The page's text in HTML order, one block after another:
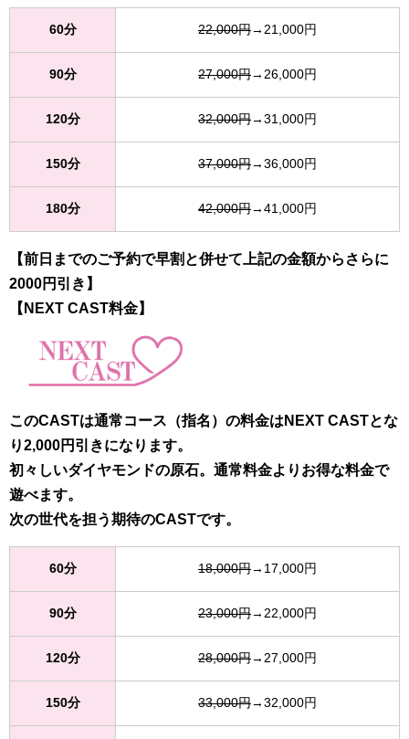
60分 22,000円→21,000円
90分 27,000円→26,000円
120分 32,000円→31,000円
150分 37,000円→36,000円
180分 42,000円→41,000円
【前日までのご予約で早割と併せて上記の金額からさらに
2000円引き】
【NEXT CAST料金】
このCASTは通常コース（指名）の料金はNEXT CASTとな
り2,000円引きになります。
初々しいダイヤモンドの原石。通常料金よりお得な料金で
遊べます。
次の世代を担う期待のCASTです。
60分 18,000円→17,000円
90分 23,000円→22,000円
120分 28,000円→27,000円
150分 33,000円→32,000円